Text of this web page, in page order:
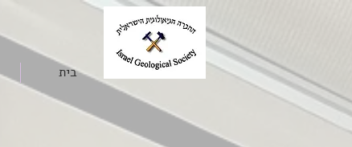
בית